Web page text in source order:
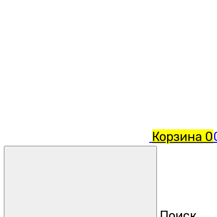
Корзина 0